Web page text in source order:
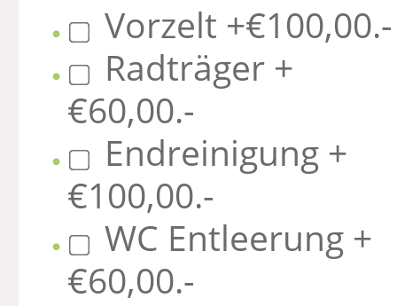
Vorzelt +€100,00.-
Radträger +
€60,00.-
Endreinigung +
€100,00.-
WC Entleerung +
€60,00.-